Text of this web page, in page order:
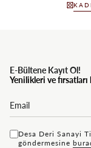
E-Bültene Kayıt Ol!
Yenilikleri ve fırsatları
Desa Deri Sanayi
göndermesine bu